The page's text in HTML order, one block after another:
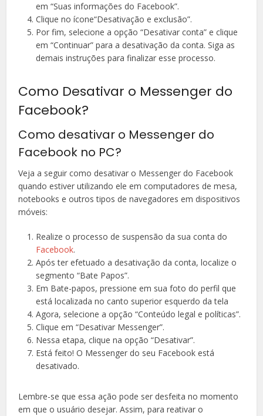
em “Suas informações do Facebook”.
Clique no ícone“Desativação e exclusão”.
Por fim, selecione a opção “Desativar conta” e clique
em “Continuar” para a desativação da conta. Siga as
demais instruções para finalizar esse processo.
Como Desativar o Messenger do
Facebook?
Como desativar o Messenger do
Facebook no PC?
Veja a seguir como desativar o Messenger do Facebook
quando estiver utilizando ele em computadores de mesa,
notebooks e outros tipos de navegadores em dispositivos
móveis:
Realize o processo de suspensão da sua conta do
Facebook.
Após ter efetuado a desativação da conta, localize o
segmento “Bate Papos”.
Em Bate-papos, pressione em sua foto do perfil que
está localizada no canto superior esquerdo da tela
Agora, selecione a opção “Conteúdo legal e políticas”.
Clique em “Desativar Messenger”.
Nessa etapa, clique na opção “Desativar”.
Está feito! O Messenger do seu Facebook está
desativado.
Lembre-se que essa ação pode ser desfeita no momento
em que o usuário desejar. Assim, para reativar o